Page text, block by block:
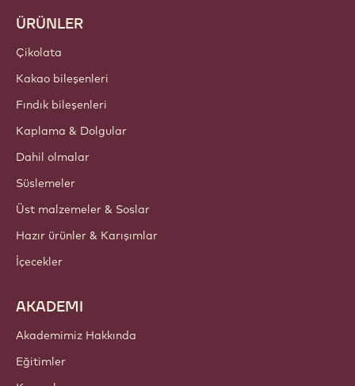
ÜRÜNLER
Çikolata
Kakao bileşenleri
Fındık bileşenleri
Kaplama & Dolgular
Dahil olmalar
Süslemeler
Üst malzemeler & Soslar
Hazır ürünler & Karışımlar
İçecekler
AKADEMI
Akademimiz Hakkında
Eğitimler